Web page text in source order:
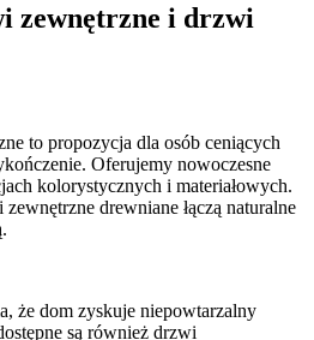
zewnętrzne i drzwi
to propozycja dla osób ceniących
Oferujemy nowoczesne
kolorystycznych i materiałowych.
drewniane łączą naturalne
że dom zyskuje niepowtarzalny
są również drzwi